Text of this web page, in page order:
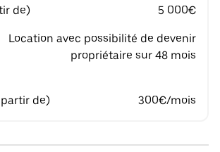
de) 5 000€
Location avec possibilité de devenir
propriétaire sur 48 mois
de) 300€/mois